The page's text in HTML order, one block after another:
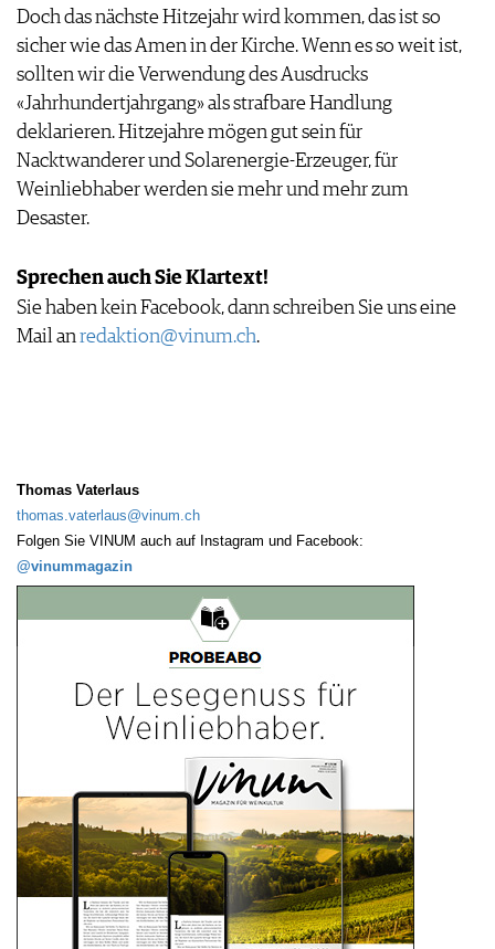
Doch das nächste Hitzejahr wird kommen, das ist so
sicher wie das Amen in der Kirche. Wenn es so weit ist,
sollten wir die Verwendung des Ausdrucks
«Jahrhundertjahrgang» als strafbare Handlung
deklarieren. Hitzejahre mögen gut sein für
Nacktwanderer und Solarenergie-Erzeuger, für
Weinliebhaber werden sie mehr und mehr zum
Desaster.
Sprechen auch Sie Klartext!
Sie haben kein Facebook, dann schreiben Sie uns eine
Mail anredaktion@vinum.ch.
Thomas Vaterlaus
thomas.vaterlaus@vinum.ch
Folgen Sie VINUM auch auf Instagram und Facebook:
@vinummagazin